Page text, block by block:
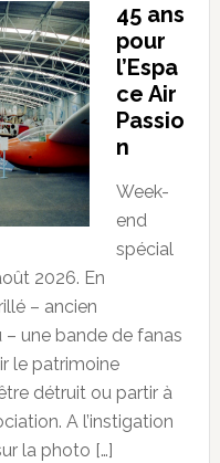
45 ans
pour
l’Espa
ce Air
Passio
n
Week-
end
spécial
2026. En
– ancien
une bande de fanas
le patrimoine
détruit ou partir à
A l’instigation
la photo […]